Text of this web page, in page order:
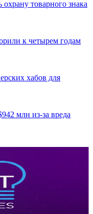
товарного знака
к четырем годам
хабов для
млн из-за вреда